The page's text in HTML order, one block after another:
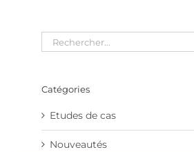
Rechercher
Catégories
Etudes de cas
Nouveautés